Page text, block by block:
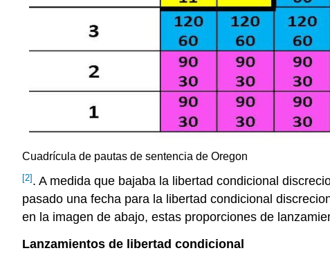
Cuadrícula de pautas de sentencia de Oregon
[2]. A medida que bajaba la libertad condicional
pasado una fecha para la libertad condicional
en la imagen de abajo, estas proporciones de
Lanzamientos de libertad condicional